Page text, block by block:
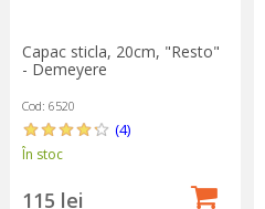
Capac sticla, 20cm, "Resto"
- Demeyere
Cod: 6520
(4)
În stoc
115 lei